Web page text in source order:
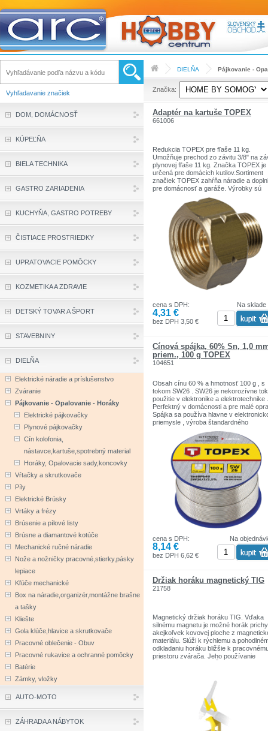
DIELŇA Pájkovanie -
Značka:
Adaptér na kartuše TOPEX
661006
Redukcia TOPEX pre fľaše 11 kg.
Umožňuje prechod zo závitu 3/8" na
plynovej fľaše 11 kg. Značka TOPEX je
určená pre domácich kutilov.Sortiment
značiek TOPEX zahŕňa náradie a
pre domácnosť a garáže. Výrobky sú
Značka TOPEX je jednou z
značiek ručného náradia v Poľsku.
Na sklade
cena s DPH:
4,31 €
bez DPH 3,50 €
Cínová spájka, 60% Sn, 1,0
priem., 100 g TOPEX
104651
Obsah cínu 60 % a hmotnosť 100 g , s
tokom SW26 . SW26 je nekorozívne
použitie v elektronike a elektrotechnike .
Perfektný v domácnosti a pre malé
Spájka sa používa hlavne v
priemysle , výroba štandardného
vybavenia.Sortiment značiek TOPEX
zahŕňa náradie a doplnky pre
garáže. Výrobky sú pevnej kvality.
Značka TOPEX je jednou z
značiek ručného náradia v Poľsku.
Na
cena s DPH:
8,14 €
bez DPH 6,62 €
Držiak horáku magnetický TIG
21758
Magnetický držiak horáku TIG. Vďaka
silnému magnetu je možné horák
akejkoľvek kovovej ploche z
materiálu. Slúži k rýchlemu a
odkladaniu horáku bližšie k
priestoru zvárača. Jeho používanie
vhodnú pracovnú pomôcku.
Vyhľadavanie značiek
DOM, DOMÁCNOSŤ
KÚPEĽŇA
BIELA TECHNIKA
GASTRO ZARIADENIA
KUCHYŇA, GASTRO POTREBY
ČISTIACE PROSTRIEDKY
UPRATOVACIE POMÔCKY
KOZMETIKA A ZDRAVIE
DETSKÝ TOVAR A ŠPORT
STAVEBNINY
DIELŇA
Elektrické náradie a príslušenstvo
Zváranie
Pájkovanie - Opalovanie - Horáky
Elektrické pájkovačky
Plynové pájkovačky
Cín kolofonia,
nástavce,kartuše,spotrebný material
Horáky, Opalovacie sady,koncovky
Vŕtačky a skrutkovače
Píly
Elektrické Brúsky
Vrtáky a frézy
Brúsenie a pílové listy
Brúsne a diamantové kotúče
Mechanické ručné náradie
Nože a nožničky pracovné,stierky,pásky
lepiace
Kľúče mechanické
Box na náradie,organizér,montážne brašne
a tašky
Kliešte
Gola klúče,hlavice a skrutkovače
Pracovné oblečenie - Obuv
Pracovné rukavice a ochranné pomôcky
Batérie
Zámky, vložky
AUTO-MOTO
ZÁHRADA A NÁBYTOK